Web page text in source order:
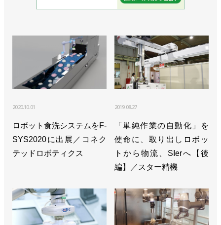
2020.10.01
ロボット食洗システムをF-
SYS2020に出展／コネク
テッドロボティクス
2019.08.27
「単純作業の自動化」を
使命に、取り出しロボッ
トから物流、SIerへ【後
編】／スター精機